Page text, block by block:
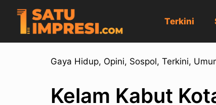
Terkini
Gaya Hidup, Opini, Sospol, Terkini,
Kelam Kabut